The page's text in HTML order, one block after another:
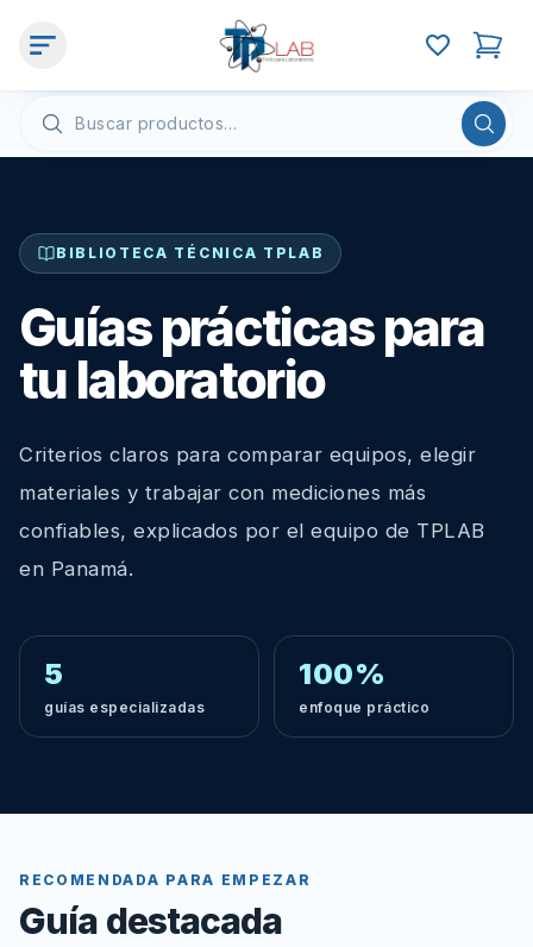
BIBLIOTECA TÉCNICA TPLAB
Guías prácticas para
tu laboratorio
Criterios claros para comparar equipos, elegir
materiales y trabajar con mediciones más
confiables, explicados por el equipo de TPLAB
en Panamá.
5
guías especializadas
100%
enfoque práctico
RECOMENDADA PARA EMPEZAR
Guía destacada